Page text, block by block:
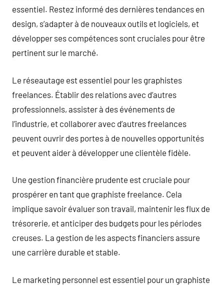
essentiel. Restez informé des dernières tendances en
design, s’adapter à de nouveaux outils et logiciels, et
développer ses compétences sont cruciales pour être
pertinent sur le marché.
Le réseautage est essentiel pour les graphistes
freelances. Établir des relations avec d’autres
professionnels, assister à des événements de
l’industrie, et collaborer avec d’autres freelances
peuvent ouvrir des portes à de nouvelles opportunités
et peuvent aider à développer une clientèle fidèle.
Une gestion financière prudente est cruciale pour
prospérer en tant que graphiste freelance. Cela
implique savoir évaluer son travail, maintenir les flux de
trésorerie, et anticiper des budgets pour les périodes
creuses. La gestion de les aspects financiers assure
une carrière durable et stable.
Le marketing personnel est essentiel pour un graphiste